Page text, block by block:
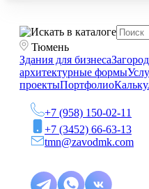
Тюмень
Здания для бизнеса
архитектурные формы
проектыПортфолио
+7 (958) 150-02-11
+7 (3452) 66-63-13
tmn@zavodmk.com